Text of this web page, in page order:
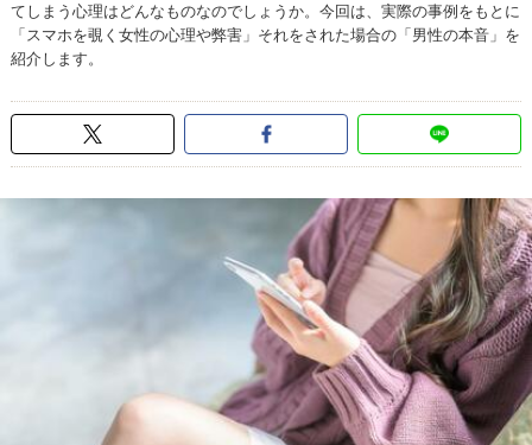
てしまう心理はどんなものなのでしょうか。今回は、実際の事例をもとに
「スマホを覗く女性の心理や弊害」それをされた場合の「男性の本音」を
紹介します。